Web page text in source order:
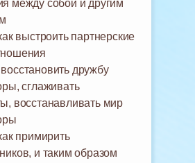
между собой и другим
выстроить партнерские
дружбу
сглаживать
восстанавливать мир
примирить
и таким образом